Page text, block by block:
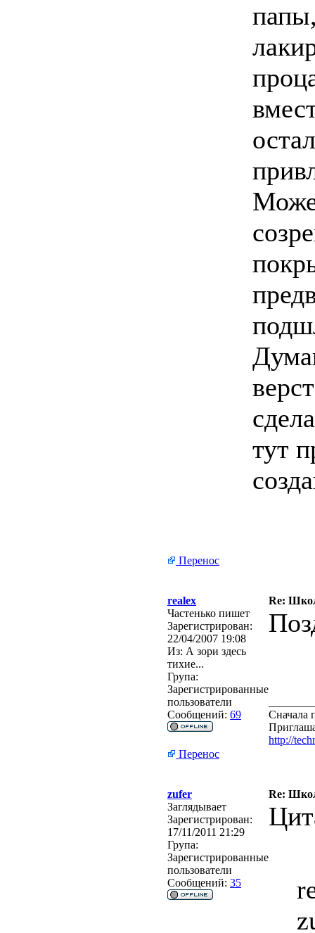
тут
Перенос
realex
Re:
Частенько пишет
Зарегистрирован:
22/04/2007 19:08
Из: А зори здесь
тихие...
Група:
Зарегистрированные
пользователи
Сообщений: 69
Сначала
http://
Перенос
zufer
Re:
Заглядывает
Зарегистрирован:
17/11/2011 21:29
Група:
Зарегистрированные
пользователи
Сообщений: 35